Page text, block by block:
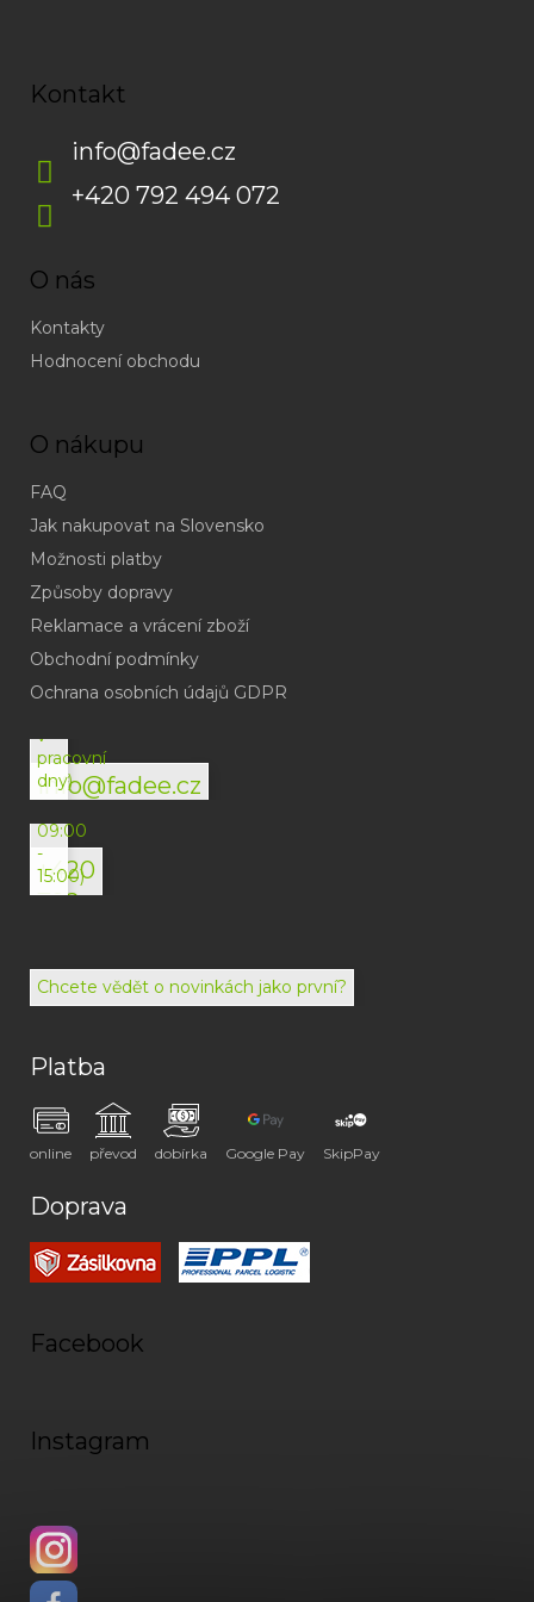
Kontakt
info@fadee.cz
+420 792 494 072
O nás
Kontakty
Hodnocení obchodu
O nákupu
FAQ
Jak nakupovat na Slovensko
Možnosti platby
Způsoby dopravy
Reklamace a vrácení zboží
Obchodní podmínky
Ochrana osobních údajů GDPR
info@fadee.cz
(odpověď
do
v
pracovní
dny)
+420
792
072
(Po-
09:00
-
15:00)
Chcete vědět o novinkách jako první?
Platba
online převod dobírka Google Pay SkipPay
Doprava
Facebook
Instagram